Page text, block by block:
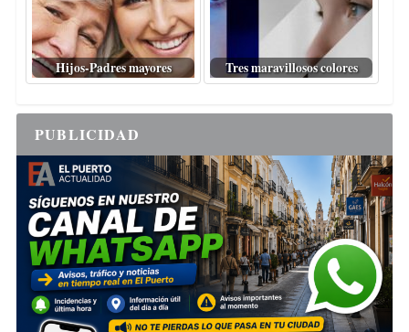
Hijos-Padres mayores Tres maravillosos colores
PUBLICIDAD